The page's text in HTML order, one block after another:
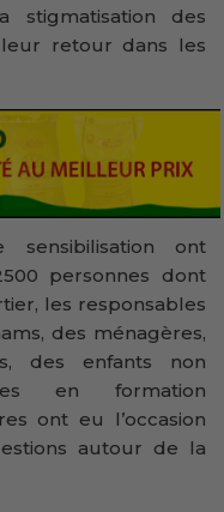
stigmatisation des
leur retour dans les
sensibilisation ont
personnes dont
les responsables
des ménagères,
des enfants non
en formation
ont eu l’occasion
autour de la